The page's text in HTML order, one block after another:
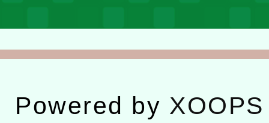
Powered by XOOPS